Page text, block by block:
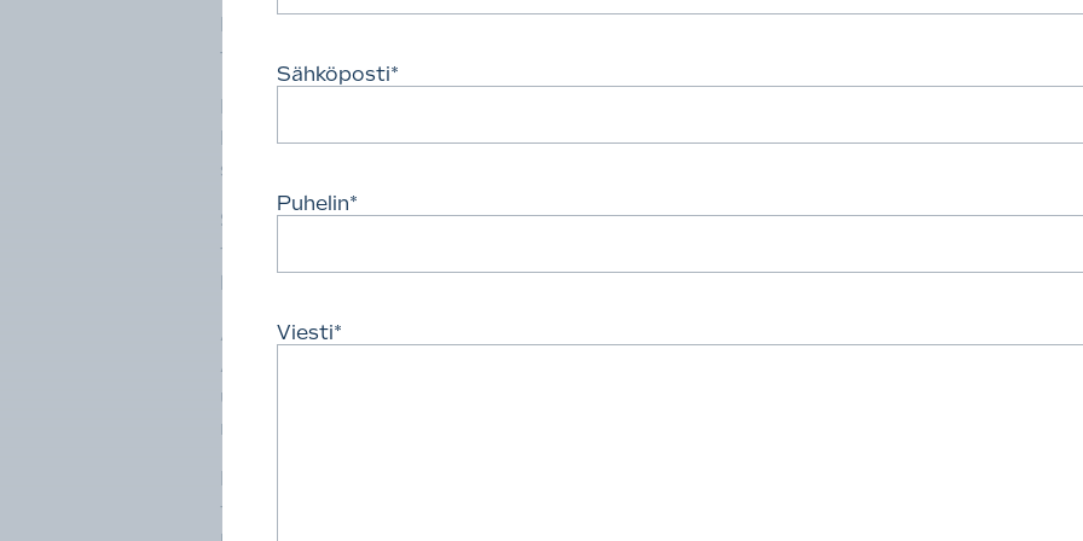
Hän piteli kädessään lehteä, jonka olin epähuomiossa jättänyt lojumaan aurinkotuolille.
fantasioita, jotka voivat olla haitallisia vaikutusalttiille ja herkälle mielelle.
Hämmennystäni lievensi se, että kyseessä oli Deko-lehden virallinen
Hän on jo muuttanut omilleen ja laittanut kotiaan mieleisekseen, eikä katsonut
silmin.
Selasimme katalogin kimpassa ja epäuskoisena hymyilimme teennäisille,
taloille, jotka oli suunniteltu unelmaelämän kulisseiksi ”testosteronipitoisille”,
henkisille” rakennuttajaperheille.
Alkuviikosta kävin myös paikan päällä Vantaan Kivistössä tutustumassa
ARY:n perinteisellä messumatkalla. Paatunut mieleni ei jaksanut enää yllättyä
ulkoporealtaista tai edes 290 neliömetrin omakotitalosta, jossa on kuusi (6!) wc-istuinta
makuuhuoneessa omansa.
Kokemuksen myötä tiedän myös, ettei joka miehellä ole kuparista hanaa eivätkä kaikki
timanttitapeteista ja pukeutumishuoneista. Villeimmissäkään kuvitelmissa ei sinänsä
Sähköposti*
Puhelin*
Viesti*